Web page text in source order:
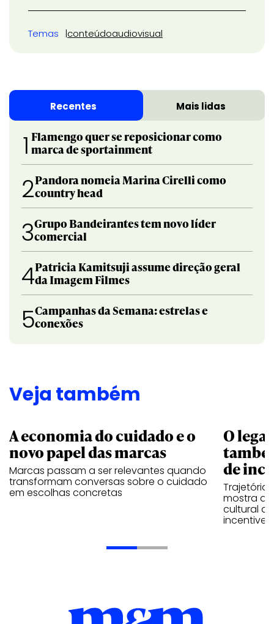
Temas conteúdoaudiovisual
Recentes Mais lidas
1 Flamengo quer se reposicionar como
marca de sportainment
2Pandora nomeia Marina Cirelli como
country head
3Grupo Bandeirantes tem novo líder
comercial
4Patricia Kamitsuji assume direção geral
da Imagem Filmes
5Campanhas da Semana: estrelas e
conexões
Veja também
A economia do cuidado e o
novo papel das marcas
Marcas passam a ser relevantes quando
transformam conversas sobre o cuidado
em escolhas concretas
O
de
Trajetória
mostra
cultural
incentive